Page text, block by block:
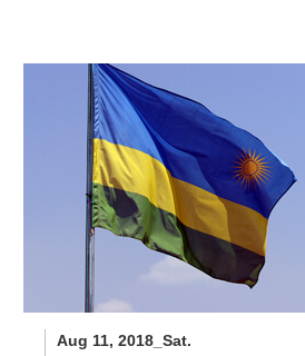
Aug 11, 2018_Sat.